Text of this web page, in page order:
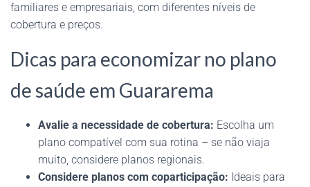
familiares e empresariais, com diferentes níveis de
cobertura e preços.
Dicas para economizar no plano
de saúde em Guararema
Avalie a necessidade de cobertura: Escolha um
plano compatível com sua rotina – se não viaja
muito, considere planos regionais.
Considere planos com coparticipação: Ideais para